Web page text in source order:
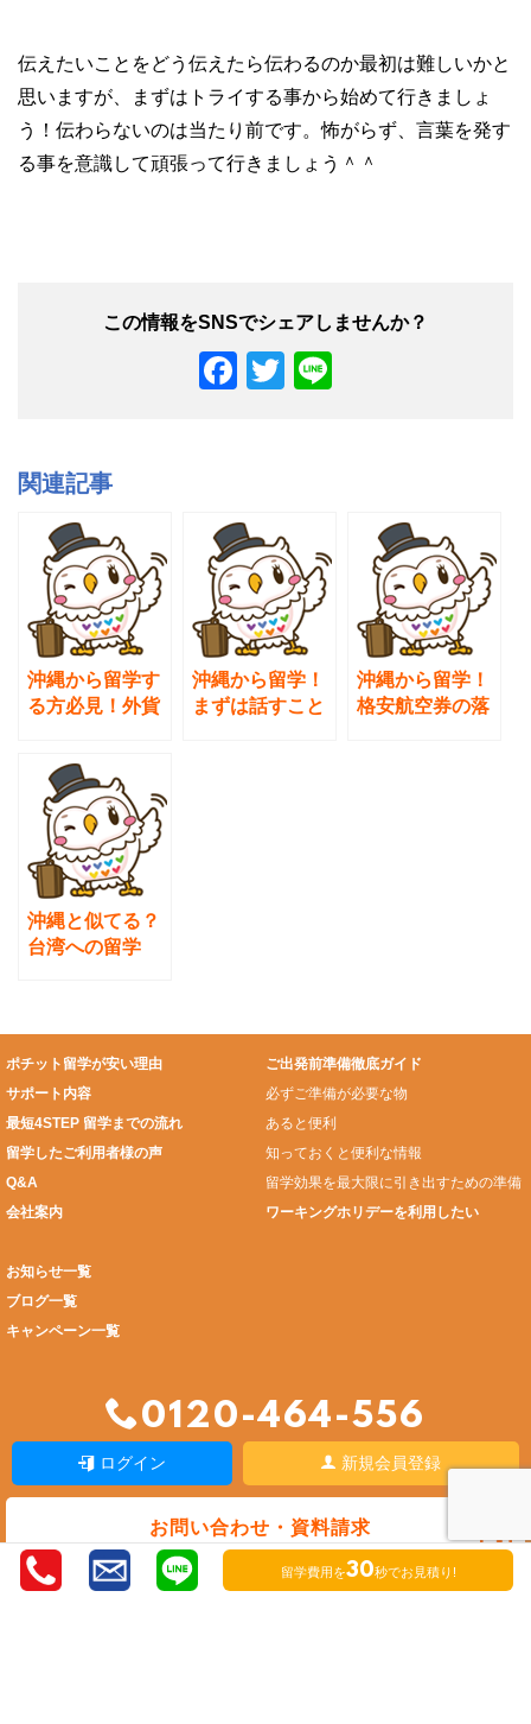
伝えたいことをどう伝えたら伝わるのか最初は難しいかと
思いますが、まずはトライする事から始めて行きましょ
う！伝わらないのは当たり前です。怖がらず、言葉を発す
る事を意識して頑張って行きましょう＾＾
F
b
o
o
k
T
関連記事
沖縄から留学す
る方必見！外貨
沖縄から留学！
まずは話すこと
沖縄から留学！
格安航空券の落
沖縄と似てる？
台湾への留学
留学費用を30秒でお見積り!
ポチット留学が安い理由
サポート内容
最短4STEP 留学までの流れ
留学したご利用者様の声
Q&A
会社案内
ご出発前準備徹底ガイド
必ずご準備が必要な物
あると便利
知っておくと便利な情報
留学効果を最大限に引き出すための準備
ワーキングホリデーを利用したい
お知らせ一覧
ブログ一覧
キャンペーン一覧
0120-464-556
ログイン 新規会員登録
お問い合わせ・資料請求
無料相談申込みはこちら